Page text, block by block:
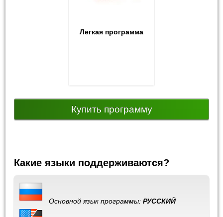
Легкая программа
Купить программу
Какие языки поддерживаются?
Основной язык программы:РУССКИЙ